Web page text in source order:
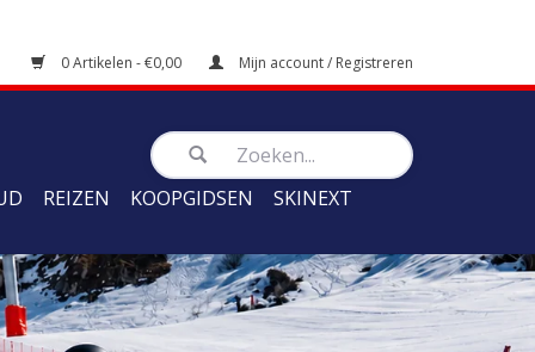
0 Artikelen - €0,00 Mijn account / Registreren
REIZEN KOOPGIDSEN SKINEXT